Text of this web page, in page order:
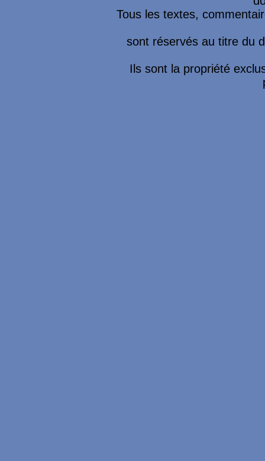
Tous les textes,
sont réservés au titre du
Ils sont la propriété